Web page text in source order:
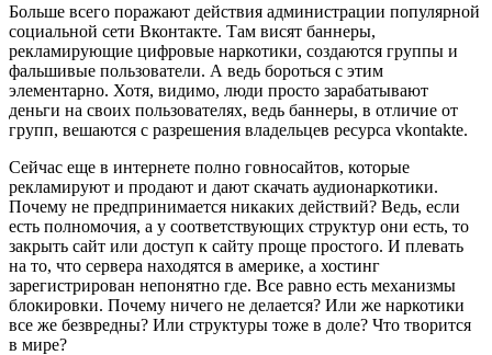
Больше всего поражают действия администрации популярной
социальной сети Вконтакте. Там висят баннеры,
рекламирующие цифровые наркотики, создаются группы и
фальшивые пользователи. А ведь бороться с этим
элементарно. Хотя, видимо, люди просто зарабатывают
деньги на своих пользователях, ведь баннеры, в отличие от
групп, вешаются с разрешения владельцев ресурса vkontakte.
Сейчас еще в интернете полно говносайтов, которые
рекламируют и продают и дают скачать аудионаркотики.
Почему не предпринимается никаких действий? Ведь, если
есть полномочия, а у соответствующих структур они есть, то
закрыть сайт или доступ к сайту проще простого. И плевать
на то, что сервера находятся в америке, а хостинг
зарегистрирован непонятно где. Все равно есть механизмы
блокировки. Почему ничего не делается? Или же наркотики
все же безвредны? Или структуры тоже в доле? Что творится
в мире?